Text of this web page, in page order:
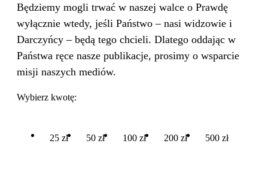
Będziemy mogli trwać w naszej walce o Prawdę
wyłącznie wtedy, jeśli Państwo – nasi widzowie i
Darczyńcy – będą tego chcieli. Dlatego oddając w
Państwa ręce nasze publikacje, prosimy o wsparcie
misji naszych mediów.
Wybierz kwotę:
25 zł 50 zł 100 zł 200 zł 500 zł